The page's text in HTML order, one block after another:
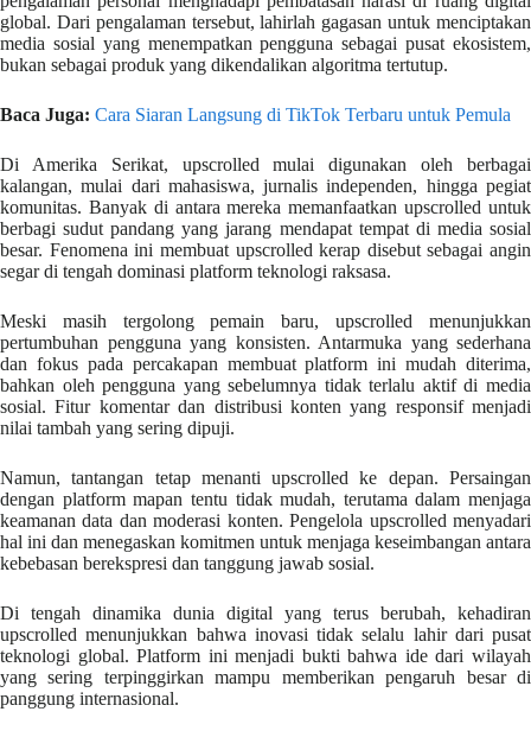
global. Dari pengalaman tersebut, lahirlah gagasan untuk menciptakan
media sosial yang menempatkan pengguna sebagai pusat ekosistem,
bukan sebagai produk yang dikendalikan algoritma tertutup.
Baca Juga: Cara Siaran Langsung di TikTok Terbaru untuk Pemula
Di Amerika Serikat, upscrolled mulai digunakan oleh berbagai
kalangan, mulai dari mahasiswa, jurnalis independen, hingga pegiat
komunitas. Banyak di antara mereka memanfaatkan upscrolled untuk
berbagi sudut pandang yang jarang mendapat tempat di media sosial
besar. Fenomena ini membuat upscrolled kerap disebut sebagai angin
segar di tengah dominasi platform teknologi raksasa.
Meski masih tergolong pemain baru, upscrolled menunjukkan
pertumbuhan pengguna yang konsisten. Antarmuka yang sederhana
dan fokus pada percakapan membuat platform ini mudah diterima,
bahkan oleh pengguna yang sebelumnya tidak terlalu aktif di media
sosial. Fitur komentar dan distribusi konten yang responsif menjadi
nilai tambah yang sering dipuji.
Namun, tantangan tetap menanti upscrolled ke depan. Persaingan
dengan platform mapan tentu tidak mudah, terutama dalam menjaga
keamanan data dan moderasi konten. Pengelola upscrolled menyadari
hal ini dan menegaskan komitmen untuk menjaga keseimbangan antara
kebebasan berekspresi dan tanggung jawab sosial.
Di tengah dinamika dunia digital yang terus berubah, kehadiran
upscrolled menunjukkan bahwa inovasi tidak selalu lahir dari pusat
teknologi global. Platform ini menjadi bukti bahwa ide dari wilayah
yang sering terpinggirkan mampu memberikan pengaruh besar di
panggung internasional.